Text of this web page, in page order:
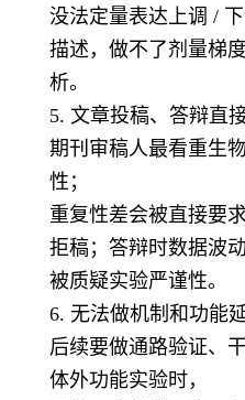
没法定量表达上调 /
描述，做不了剂量梯
析。
5. 文章投稿、答辩直
期刊审稿人最看重生
性；
重复性差会被直接要
拒稿；答辩时数据波
被质疑实验严谨性。
6. 无法做机制和功能
后续要做通路验证、
体外功能实验时，